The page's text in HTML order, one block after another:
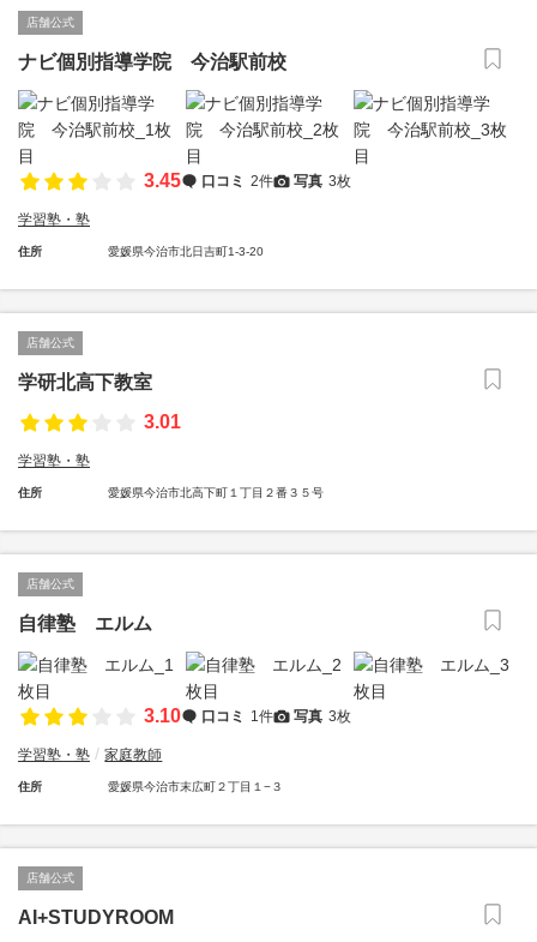
店舗公式
ナビ個別指導学院 今治駅前校
3.45 口コミ 2件 写真 3枚
学習塾・塾
住所 愛媛県今治市北日吉町1-3-20
店舗公式
学研北高下教室
3.01
学習塾・塾
住所 愛媛県今治市北高下町１丁目２番３５号
店舗公式
自律塾 エルム
3.10 口コミ 1件 写真 3枚
学習塾・塾 家庭教師
住所 愛媛県今治市末広町２丁目１−３
店舗公式
AI+STUDYROOM